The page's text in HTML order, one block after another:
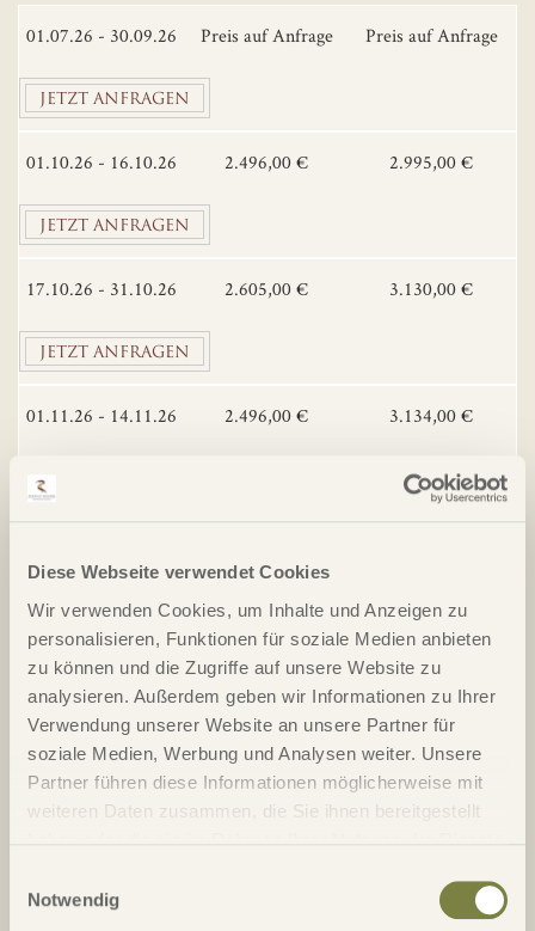
Diese Webseite verwendet Cookies
Wir verwenden Cookies, um Inhalte und Anzeigen zu
personalisieren, Funktionen für soziale Medien anbieten
zu können und die Zugriffe auf unsere Website zu
analysieren. Außerdem geben wir Informationen zu Ihrer
Verwendung unserer Website an unsere Partner für
soziale Medien, Werbung und Analysen weiter. Unsere
Partner führen diese Informationen möglicherweise mit
weiteren Daten zusammen, die Sie ihnen bereitgestellt
Notwendig
01.07.26 - 30.09.26 Preis auf Anfrage Preis auf Anfrage
JETZT ANFRAGEN
01.10.26 - 16.10.26 2.496,00 € 2.995,00 €
JETZT ANFRAGEN
17.10.26 - 31.10.26 2.605,00 € 3.130,00 €
JETZT ANFRAGEN
01.11.26 - 14.11.26 2.496,00 € 3.134,00 €
JETZT ANFRAGEN
JETZT ANFRAGEN
01.12.26 - 21.12.26 2.140,00 € 2.560,00 €
JETZT ANFRAGEN
22.12.26 - 31.10.27 Preis auf Anfrage Preis auf Anfrage